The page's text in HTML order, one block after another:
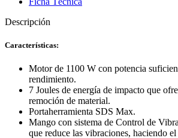
cantidad
Descripción
Características:
Motor de 1100 W con potencia
rendimiento.
7 Joules de energía de impacto que
remoción de material.
Portaherramienta SDS Max.
Mango con sistema de Control de
que reduce las vibraciones, haciendo